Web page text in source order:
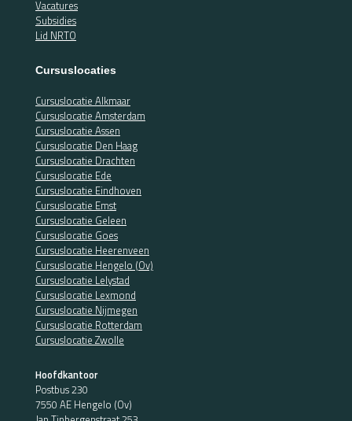
Vacatures
Subsidies
Lid NRTO
Cursuslocaties
Cursuslocatie Alkmaar
Cursuslocatie Amsterdam
Cursuslocatie Assen
Cursuslocatie Den Haag
Cursuslocatie Drachten
Cursuslocatie Ede
Cursuslocatie Eindhoven
Cursuslocatie Emst
Cursuslocatie Geleen
Cursuslocatie Goes
Cursuslocatie Heerenveen
Cursuslocatie Hengelo (Ov)
Cursuslocatie Lelystad
Cursuslocatie Lexmond
Cursuslocatie Nijmegen
Cursuslocatie Rotterdam
Cursuslocatie Zwolle
Hoofdkantoor
Postbus 230
7550 AE Hengelo (Ov)